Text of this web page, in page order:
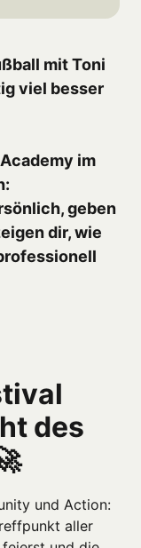
mit Toni
viel besser
im
geben
dir, wie
des
und Action:
aller